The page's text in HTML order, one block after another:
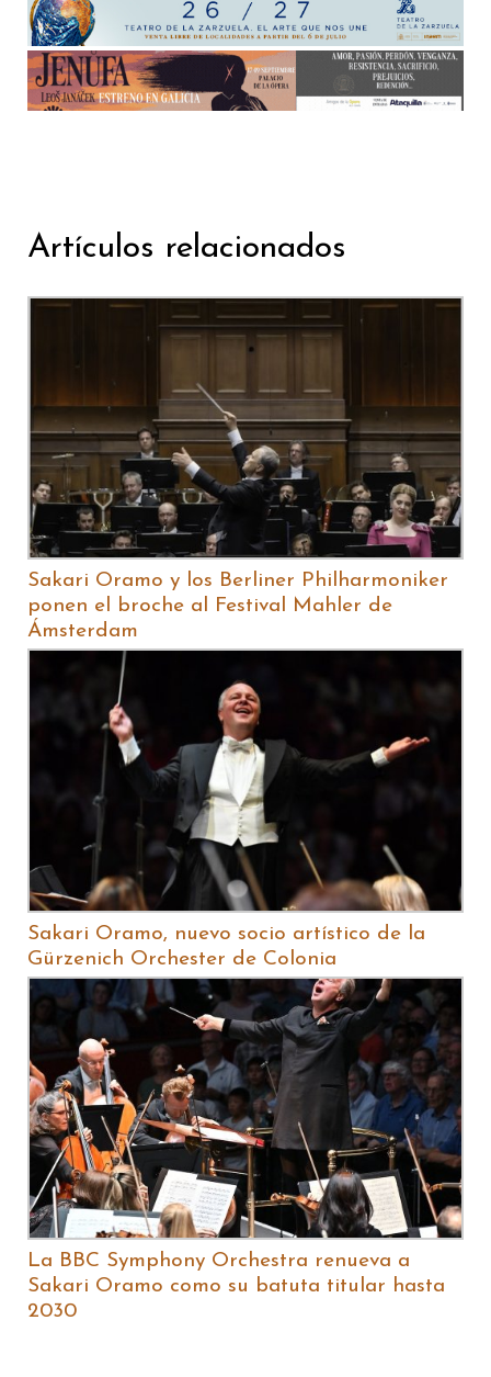
Artículos relacionados
Sakari Oramo y los Berliner Philharmoniker
ponen el broche al Festival Mahler de
Ámsterdam
Sakari Oramo, nuevo socio artístico de la
Gürzenich Orchester de Colonia
La BBC Symphony Orchestra renueva a
Sakari Oramo como su batuta titular hasta
2030